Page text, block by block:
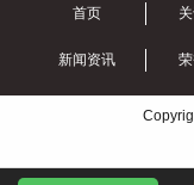
首页
新闻资讯